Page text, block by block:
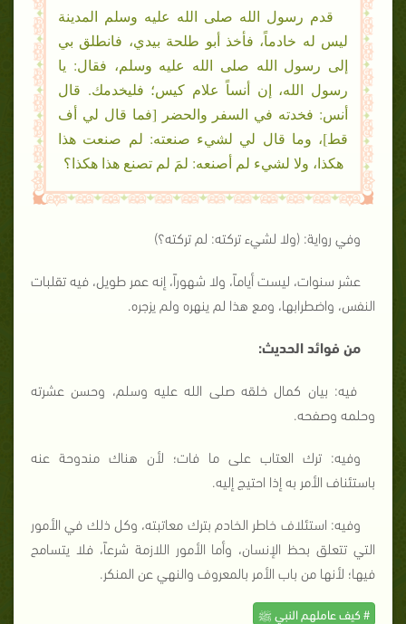
قدم رسول الله صلى الله عليه وسلم المدينة
ليس له خادماً، فأخذ أبو طلحة بيدي، فانطلق بي
إلى رسول الله صلى الله عليه وسلم، فقال: يا
رسول الله، إن أنساً علام كيس؛ فليخدمك. قال
أنس: فخدته في السفر والحضر [فما قال لي أف
قط]، وما قال لي لشيء صنعته: لم صنعت هذا
هكذا، ولا لشيء لم أصنعه: لمَ لم تصنع هذا هكذا؟
وفي رواية: (ولا لشيء تركته: لم تركته؟)
عشر سنوات، ليست أياماً، ولا شهوراً، إنه عمر طويل، فيه تقلبات
النفس، واضطرابها، ومع هذا لم ينهره ولم يزجره.
من فوائد الحديث:
فيه: بيان كمال خلقه صلى الله عليه وسلم، وحسن عشرته
وحلمه وصفحه.
وفيه: ترك العتاب على ما فات؛ لأن هناك مندوحة عنه
باستئناف الأمر به إذا احتيج إليه.
وفيه: استئلاف خاطر الخادم بترك معاتبته، وكل ذلك في الأمور
التي تتعلق بحظ الإنسان، وأما الأمور اللازمة شرعاً، فلا يتسامح
فيها؛ لأنها من باب الأمر بالمعروف والنهي عن المنكر.
# كيف عاملهم النبي ﷺ